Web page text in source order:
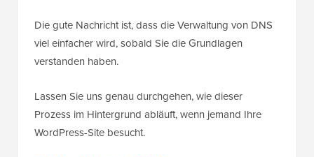
Die gute Nachricht ist, dass die Verwaltung von DNS
viel einfacher wird, sobald Sie die Grundlagen
verstanden haben.
Lassen Sie uns genau durchgehen, wie dieser
Prozess im Hintergrund abläuft, wenn jemand Ihre
WordPress-Site besucht.